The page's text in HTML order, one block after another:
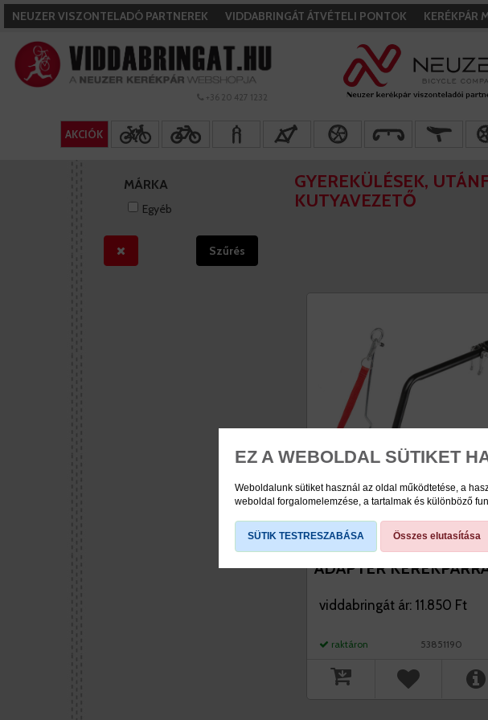
EZ A WEBOLDAL SÜTIKET
Weboldalunk sütiket használ az oldal működtetése, a
weboldal forgalomelemzése, a tartalmak és különböző
SÜTIK TESTRESZABÁSA Összes elutasítása
NEUZER VISZONTELADÓ PARTNEREK VIDDABRINGÁT ÁTVÉTELI PONTOK KERÉKPÁR
+36 20 427 1232
AKCIÓK
MÁRKA
Egyéb
Szűrés
GYEREKÜLÉSEK,
KUTYAVEZETŐ
KUTYA VEZETŐ
ADAPTER
viddabringát ár: 11.850 Ft
raktáron 53851190